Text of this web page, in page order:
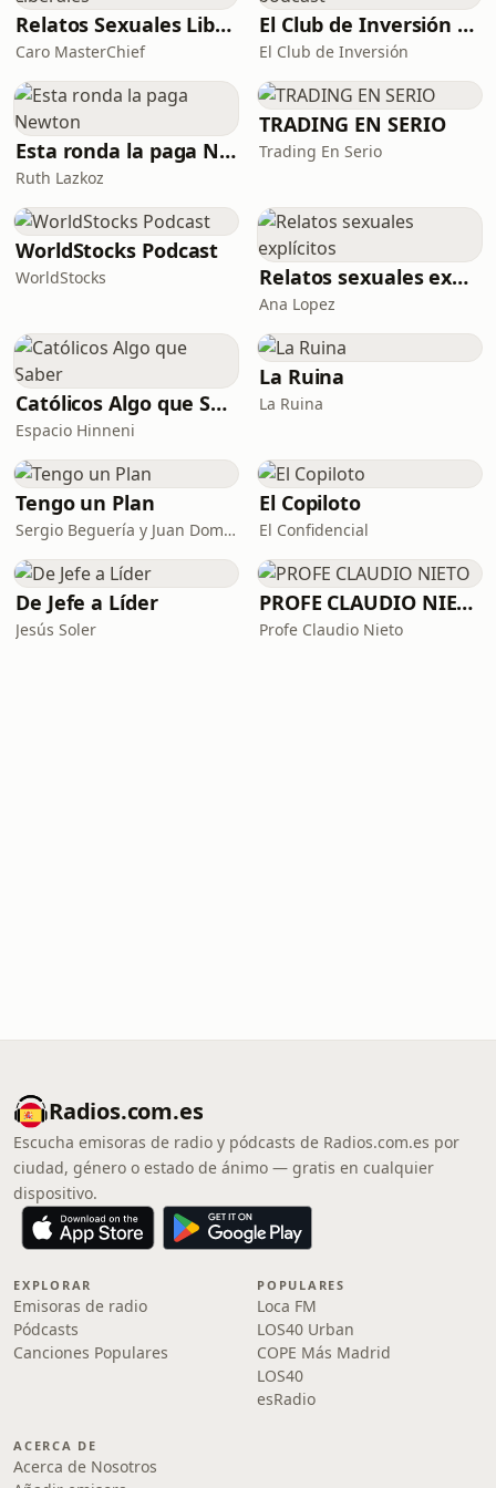
espontánea, cercana, práctica, y con
cierto toque de humor e ironía. Con
un claro foco en el exterior y sus
grandes posibilida
Relatos Sexuales Liberales
Caro MasterChief
El Club de Inversión podcast
El Club de Inversión
Esta ronda la paga Newton
Ruth Lazkoz
TRADING EN SERIO
Trading En Serio
WorldStocks Podcast
WorldStocks Relatos sexuales explícitos
Ana Lopez
Católicos Algo que Saber
Espacio Hinneni
La Ruina
La Ruina
Tengo un Plan
Sergio Beguería y Juan Domínguez
El Copiloto
El Confidencial
De Jefe a Líder
Jesús Soler
PROFE CLAUDIO NIETO
Profe Claudio Nieto
Radios.com.es
Escucha emisoras de radio y pódcasts de Radios.com.es por
ciudad, género o estado de ánimo — gratis en cualquier
dispositivo.
EXPLORAR
Emisoras de radio
Pódcasts
Canciones Populares
POPULARES
Loca FM
LOS40 Urban
COPE Más Madrid
LOS40
esRadio
ACERCA DE
Acerca de Nosotros